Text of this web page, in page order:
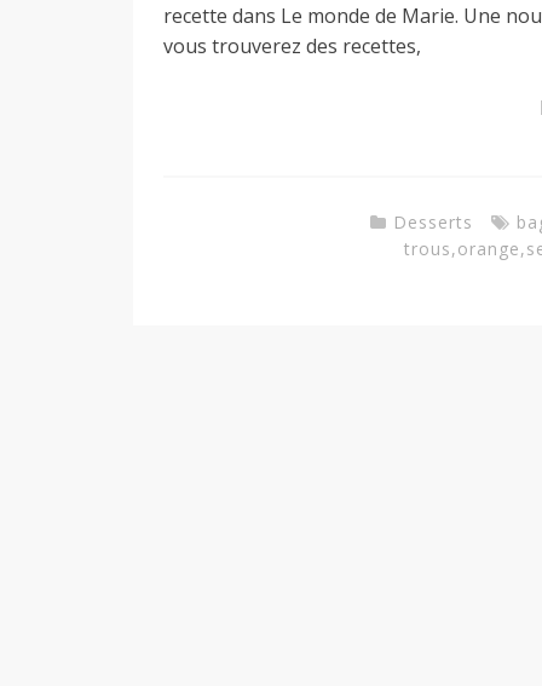
recette dans Le monde de Marie. Une
vous trouverez des recettes,
Desserts
trous,orange,